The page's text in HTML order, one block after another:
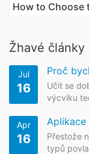
Žhavé články
Jul
16
Učit se
výcviku
potřebují
Apr
16
Aplikace
Přestože
typů